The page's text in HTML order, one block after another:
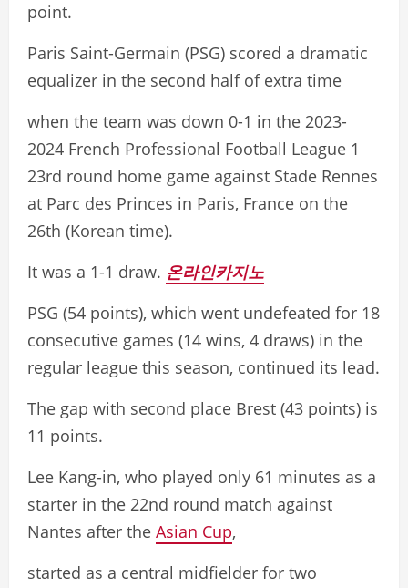
point.
Paris Saint-Germain (PSG) scored a dramatic
equalizer in the second half of extra time
when the team was down 0-1 in the 2023-
2024 French Professional Football League 1
23rd round home game against Stade Rennes
at Parc des Princes in Paris, France on the
26th (Korean time).
It was a 1-1 draw. 온라인카지노
PSG (54 points), which went undefeated for 18
consecutive games (14 wins, 4 draws) in the
regular league this season, continued its lead.
The gap with second place Brest (43 points) is
11 points.
Lee Kang-in, who played only 61 minutes as a
starter in the 22nd round match against
Nantes after the Asian Cup,
started as a central midfielder for two